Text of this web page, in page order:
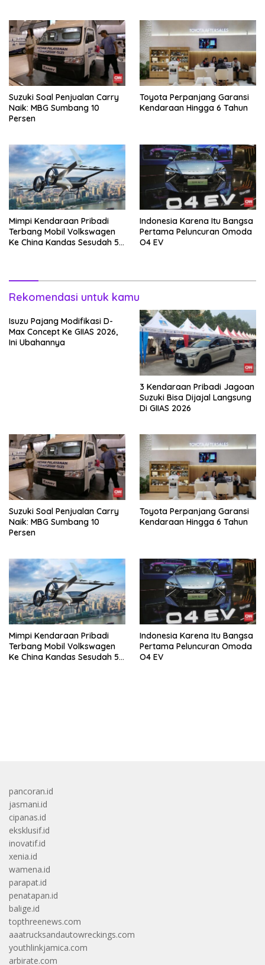
Suzuki Soal Penjualan Carry
Naik: MBG Sumbang 10
Persen
Toyota Perpanjang Garansi
Kendaraan Hingga 6 Tahun
Mimpi Kendaraan Pribadi
Terbang Mobil Volkswagen
Ke China Kandas Sesudah 5
Indonesia Karena Itu Bangsa
Pertama Peluncuran Omoda
O4 EV
Rekomendasi untuk kamu
Isuzu Pajang Modifikasi D-
Max Concept Ke GIIAS 2026,
Ini Ubahannya
3 Kendaraan Pribadi Jagoan
Suzuki Bisa Dijajal Langsung
Di GIIAS 2026
Suzuki Soal Penjualan Carry
Naik: MBG Sumbang 10
Persen
Toyota Perpanjang Garansi
Kendaraan Hingga 6 Tahun
Mimpi Kendaraan Pribadi
Terbang Mobil Volkswagen
Ke China Kandas Sesudah 5
Indonesia Karena Itu Bangsa
Pertama Peluncuran Omoda
O4 EV
pancoran.id
jasmani.id
cipanas.id
eksklusif.id
inovatif.id
xenia.id
wamena.id
parapat.id
penatapan.id
balige.id
topthreenews.com
aaatrucksandautowreckings.com
youthlinkjamica.com
arbirate.com